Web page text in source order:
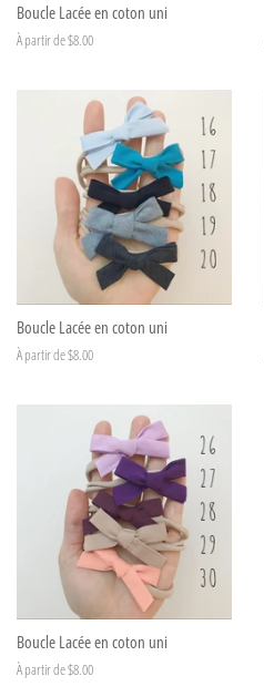
Boucle Lacée en coton uni
À partir de $8.00
Boucle Lacée en coton uni
À partir de $8.00
Boucle Lacée en coton uni
À partir de $8.00